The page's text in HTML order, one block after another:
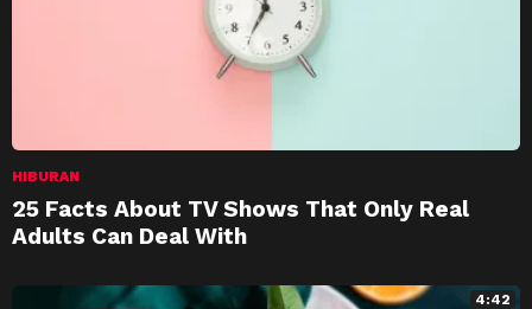
HIBURAN
25 Facts About TV Shows That Only Real
Adults Can Deal With
4:42